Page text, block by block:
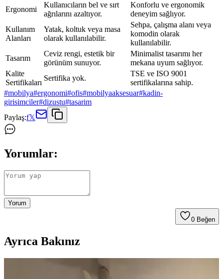
Ergonomi
Kullanıcıların bel ve sırt
ağrılarını azaltıyor.
Konforlu ve ergonomik
deneyim sağlıyor.
Kullanım
Alanları
Yatak, koltuk veya masa
olarak kullanılabilir.
Sehpa, çalışma alanı veya
komodin olarak
kullanılabilir.
Tasarım
Ceviz rengi, estetik bir
görünüm sunuyor.
Minimalist tasarımı her
mekana uyum sağlıyor.
Kalite
Sertifikaları
Sertifika yok.
TSE ve ISO 9001
sertifikalarına sahip.
#mobilya#ergonomi#ofis#mobilyaaksesuar#kadin-
girisimciler#dizustu#tasarim
Paylaş:f𝕏
Yorumlar:
Yorum
0 Beğen
Ayrıca Bakınız
Koltuk ve Aksesuar Sandalyelerde Renk Uyumu ve